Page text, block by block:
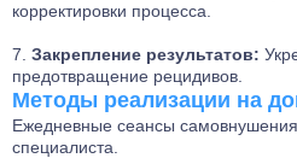
корректировки процесса.
Закрепление результатов:
предотвращение рецидивов.
Методы реализации на
Ежедневные сеансы
специалиста.